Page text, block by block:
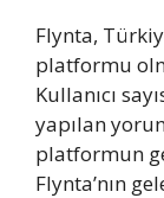
Flynta,
platformu
Kullanıcı
yapılan
platformun
Flynta’nın